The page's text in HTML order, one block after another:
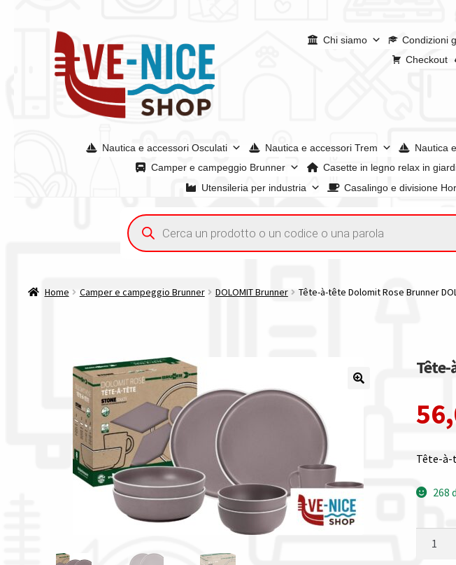
alla
navigazione
contenuto
Chi siamo Condizioni
Checkout
Nautica e accessori Osculati Nautica e accessori Trem Nautica
Camper e campeggio Brunner
Casette in legno relax in
Utensileria per industria
Casalingo e divisione
Acquisto iva 4% (agevolata)Chi siamoCondizioni generaliConfrontaConfronta
Spedizioni in europaSpedizioni in italiaTutte le categorie dei prodottiWishlist
Ricerca
prodotti
Home Camper e campeggio Brunner DOLOMIT Brunner Tête-à-tête Dolomit Rose Brunner
Tête-
Tête-
268